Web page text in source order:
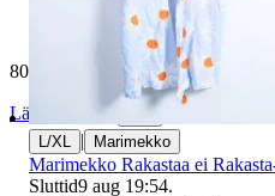
80 708 omdömen
Läs omdömen Följ
L/XL | Marimekko
Marimekko Rakastaa ei
Sluttid9 aug 19:54.